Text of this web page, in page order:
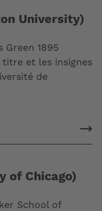
University)
Green 1895
titre et les insignes
de
of Chicago)
School of